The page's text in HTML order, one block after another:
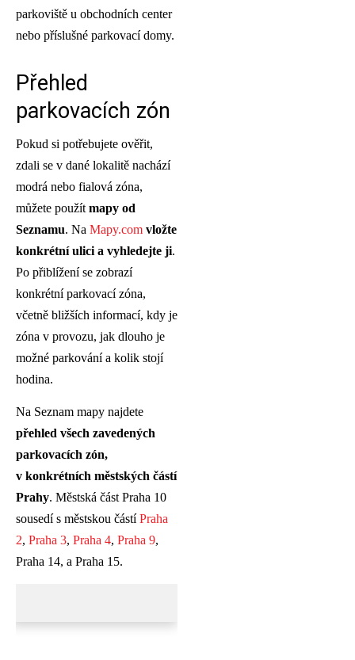
parkoviště u obchodních center
nebo příslušné parkovací domy.
Přehled
parkovacích zón
Pokud si potřebujete ověřit,
zdali se v dané lokalitě nachází
modrá nebo fialová zóna,
můžete použít mapy od
Seznamu. Na Mapy.com vložte
konkrétní ulici a vyhledejte ji.
Po přiblížení se zobrazí
konkrétní parkovací zóna,
včetně bližších informací, kdy je
zóna v provozu, jak dlouho je
možné parkování a kolik stojí
hodina.
Na Seznam mapy najdete
přehled všech zavedených
parkovacích zón,
v konkrétních městských částí
Prahy. Městská část Praha 10
sousedí s městskou částíPraha
2, Praha 3, Praha 4, Praha 9,
Praha 14, a Praha 15.